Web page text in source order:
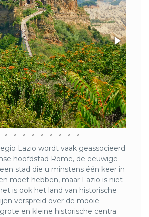
vasteland van Italië is gelegen op
en wordt omgeven door water.
vorm wordt het land ook wel “de
75% van Italië is bergachtig of
20% van het land is bebost. Er zijn
langs de kust van de
delen aan de kust van de
de rijkste van Europa. Traditioneel werd
op zo’n 5500 soorten geschat.
de Data bank of Italian Vascular Flora
er 700 endemisch zijn. Italië is zeer
ijs en pizza en verder om zijn goede
en olijven. Tevens wordt er veel koffie
Elke streek heeft zijn bijzondere
en wijnen waarvan die van Toscane
eten van Italië valt onder de
Lazio wordt vaak geassocieerd
hoofdstad Rome, de eeuwige
stad die u minstens één keer in
moet hebben, maar Lazio is niet
is ook het land van historische
verspreid over de mooie
en kleine historische centra